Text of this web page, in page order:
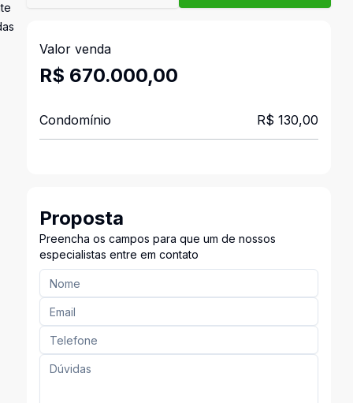
Valor venda
R$ 670.000,00
Condomínio R$ 130,00
Proposta
Preencha os campos para que um de nossos
especialistas entre em contato